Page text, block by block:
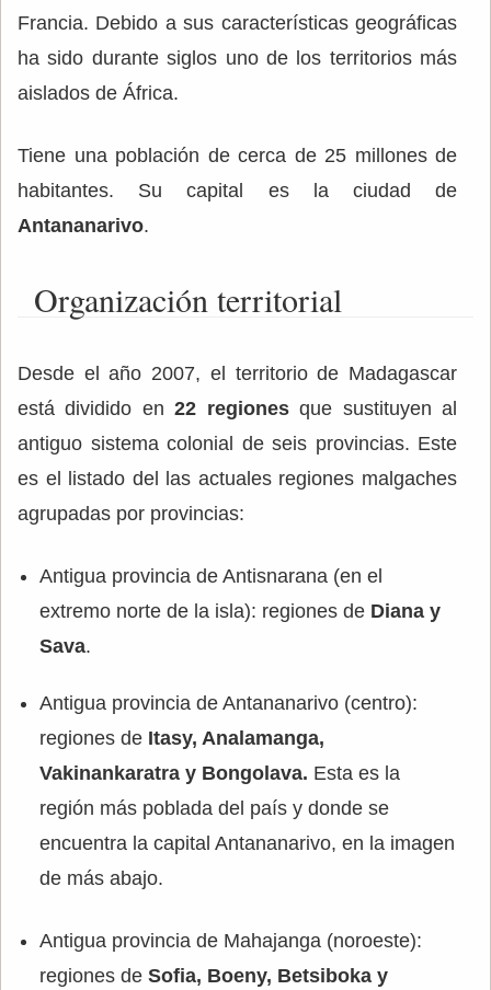
Francia. Debido a sus características geográficas
ha sido durante siglos uno de los territorios más
aislados de África.
Tiene una población de cerca de 25 millones de
habitantes. Su capital es la ciudad de
Antananarivo.
Organización territorial
Desde el año 2007, el territorio de Madagascar
está dividido en22 regionesque sustituyen al
antiguo sistema colonial de seis provincias. Este
es el listado del las actuales regiones malgaches
agrupadas por provincias:
Antigua provincia de Antisnarana (en el
extremo norte de la isla): regiones de Diana y
Sava.
Antigua provincia de Antananarivo (centro):
regiones de Itasy, Analamanga,
Vakinankaratra y Bongolava. Esta es la
región más poblada del país y donde se
encuentra la capital Antananarivo, en la imagen
de más abajo.
Antigua provincia de Mahajanga (noroeste):
regiones de Sofia, Boeny, Betsiboka y